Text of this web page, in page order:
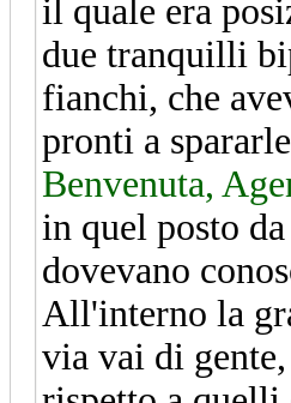
il quale era
due tranquilli
fianchi, che
pronti a
Benvenuta,
in quel posto
dovevano
All'interno la
via vai di